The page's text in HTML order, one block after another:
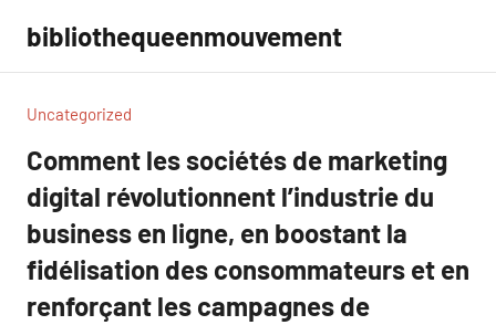
contenu
bibliothequeenmouvement
Uncategorized
Comment les sociétés de marketing
digital révolutionnent l’industrie du
business en ligne, en boostant la
fidélisation des consommateurs et en
renforçant les campagnes de